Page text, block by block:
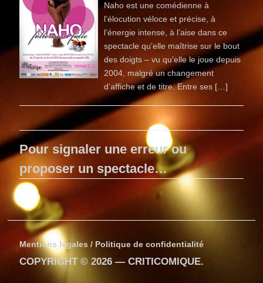
Naho est une comédienne à
l’élocution véloce et précise, à
l’énergie intense, à l’aise dans ce
spectacle qu’elle maîtrise sur le bout
des doigts – vu qu’elle le joue depuis
2004, malgré un changement
d’affiche et de titre. Entre ses […]
Pour signaler une erreur ou
proposer un spectacle…
Mentions légales / Politique de confidentialité
COPYRIGHT © 2026 —CRITICOMIQUE.